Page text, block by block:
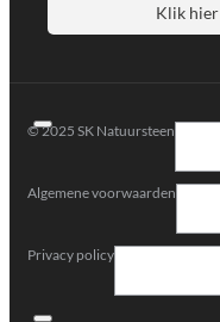
Klik hier
© 2025 SK Natuursteen
Algemene voorwaarden
Privacy policy